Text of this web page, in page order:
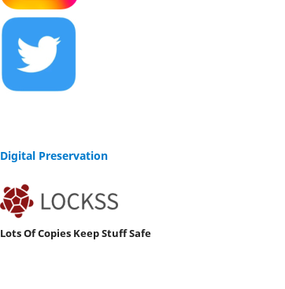
Digital Preservation
Lots Of Copies Keep Stuff Safe